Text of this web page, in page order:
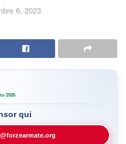
6, 2023
2026
qui